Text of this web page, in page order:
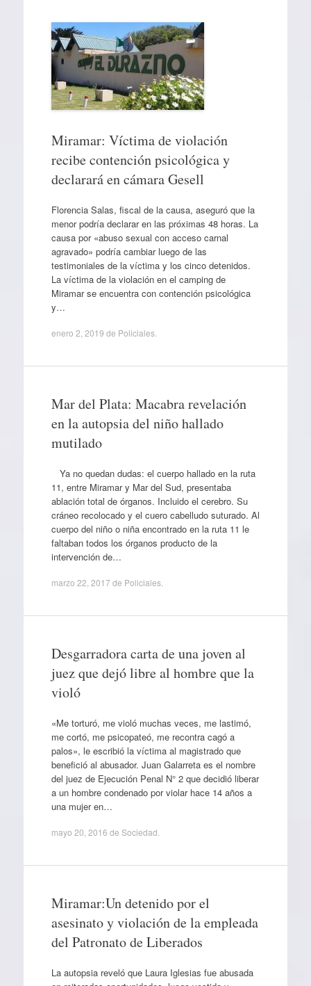
Miramar: Víctima de violación
recibe contención psicológica y
declarará en cámara Gesell
Florencia Salas, fiscal de la causa, aseguró que la
menor podría declarar en las próximas 48 horas. La
causa por «abuso sexual con acceso carnal
agravado» podría cambiar luego de las
testimoniales de la víctima y los cinco detenidos.
La víctima de la violación en el camping de
Miramar se encuentra con contención psicológica
y…
enero 2, 2019 de Policiales.
Mar del Plata: Macabra revelación
en la autopsia del niño hallado
mutilado
Ya no quedan dudas: el cuerpo hallado en la ruta
11, entre Miramar y Mar del Sud, presentaba
ablación total de órganos. Incluido el cerebro. Su
cráneo recolocado y el cuero cabelludo suturado. Al
cuerpo del niño o niña encontrado en la ruta 11 le
faltaban todos los órganos producto de la
intervención de…
marzo 22, 2017 de Policiales.
Desgarradora carta de una joven al
juez que dejó libre al hombre que la
violó
«Me torturó, me violó muchas veces, me lastimó,
me cortó, me psicopateó, me recontra cagó a
palos», le escribió la víctima al magistrado que
benefició al abusador. Juan Galarreta es el nombre
del juez de Ejecución Penal N° 2 que decidió liberar
a un hombre condenado por violar hace 14 años a
una mujer en…
mayo 20, 2016 de Sociedad
Miramar:Un detenido por el
asesinato y violación de la empleada
del Patronato de Liberados
La autopsia reveló que Laura Iglesias fue abusada